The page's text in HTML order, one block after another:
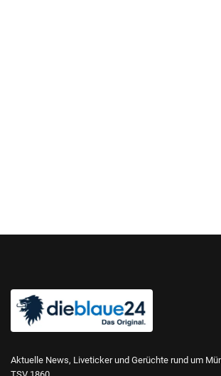
Aktuelle News, Liveticker und Gerüchte rund um